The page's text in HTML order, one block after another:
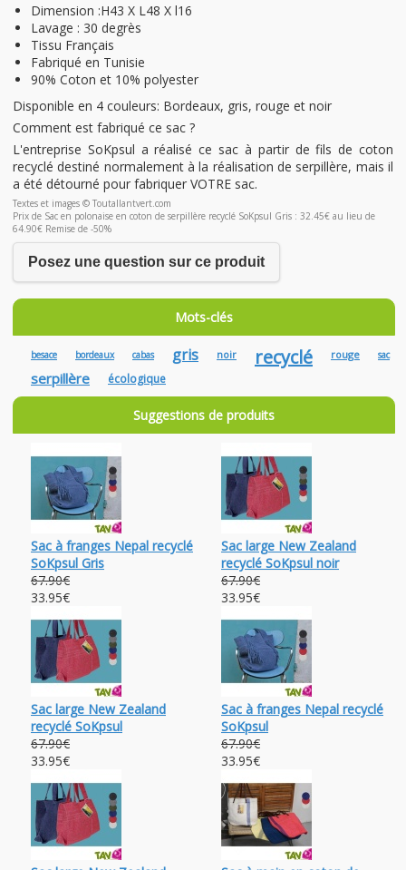
Dimension :H43 X L48 X l16
Lavage : 30 degrès
Tissu Français
Fabriqué en Tunisie
90% Coton et 10% polyester
Disponible en 4 couleurs: Bordeaux, gris, rouge et noir
Comment est fabriqué ce sac ?
L'entreprise SoKpsul a réalisé ce sac à partir de fils de coton
recyclé destiné normalement à la réalisation de serpillère, mais il
a été détourné pour fabriquer VOTRE sac.
Textes et images © Toutallantvert.com
Prix de Sac en polonaise en coton de serpillère recyclé SoKpsul Gris : 32.45€ au lieu de
64.90€ Remise de -50%
Posez une question sur ce produit
Mots-clés
besace bordeaux cabas gris noir recyclé rouge sac
serpillère écologique
Suggestions de produits
Sac à franges Nepal recyclé
SoKpsul Gris
67.90€
33.95€
Sac large New Zealand
recyclé SoKpsul noir
67.90€
33.95€
Sac large New Zealand
recyclé SoKpsul
67.90€
33.95€
Sac à franges Nepal recyclé
SoKpsul
67.90€
33.95€